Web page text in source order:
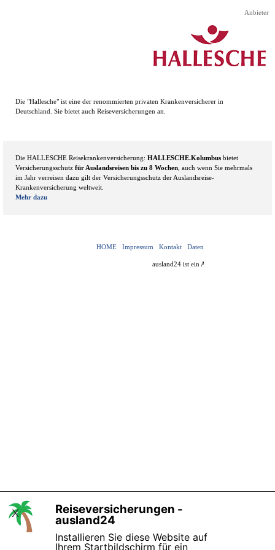
Anbieter
Die "Hallesche" ist eine der renommierten privaten Krankenversicherer in
Deutschland. Sie bietet auch Reiseversicherungen an.
Die HALLESCHE Reisekrankenversicherung: HALLESCHE.Kolumbus bietet
Versicherungsschutz für Auslandsreisen bis zu 8 Wochen , auch wenn Sie mehrmals
im Jahr verreisen dazu gilt der Versicherungsschutz der Auslandsreise-
Krankenversicherung weltweit.
Mehr dazu
HOME Impressum Kontakt Datenschutzerklärung
ausland24 ist ein Angebot von
Reiseversicherungen -
ausland24
Installieren Sie diese Website auf
Ihrem Startbildschirm für ein
X